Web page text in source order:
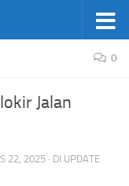
0
Jalan
22, 2025 · DI UPDATE